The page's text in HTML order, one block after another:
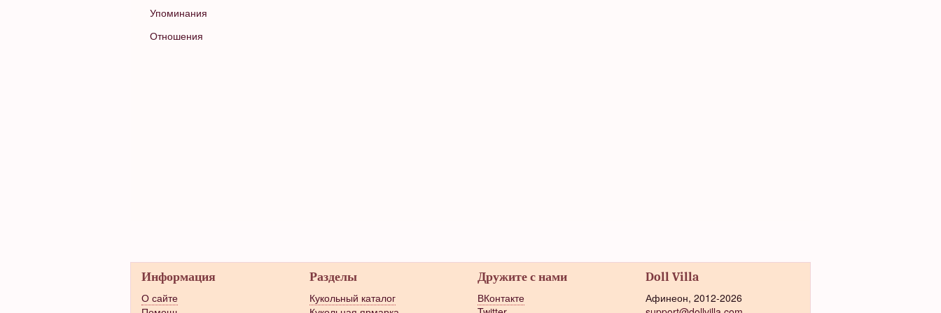
Упоминания
Отношения
Информация
О сайте
Разделы
Кукольный каталог
Дружите с нами
ВКонтакте
Doll Villa
Афинеон, 2012-2026